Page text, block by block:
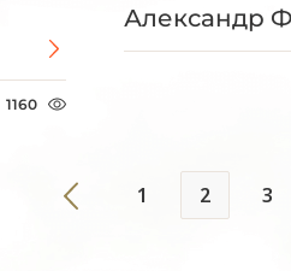
1160
Александр
1 2 3